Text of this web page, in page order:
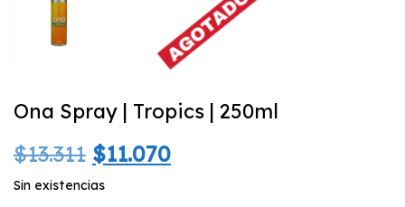
Ona Spray | Tropics | 250ml
$13.311 El
precio
$11.070El
Sin existencias